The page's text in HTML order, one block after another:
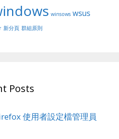
winsows wsus
新分頁 群組原則
Posts
使用者設定檔管理員